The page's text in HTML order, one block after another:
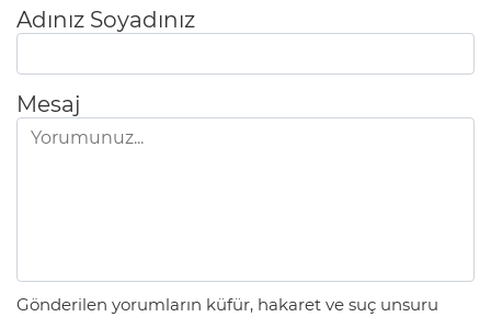
Adınız Soyadınız
Mesaj
Gönderilen yorumların küfür, hakaret ve suç unsuru